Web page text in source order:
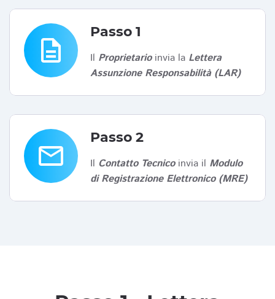
description
Passo 1
Il Proprietarioinvia la Lettera
Assunzione Responsabilità (LAR)
email
Passo 2
Il Contatto Tecnicoinvia il Modulo
di Registrazione Elettronico (MRE)